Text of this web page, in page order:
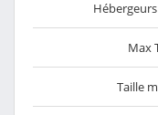
Max
Taille